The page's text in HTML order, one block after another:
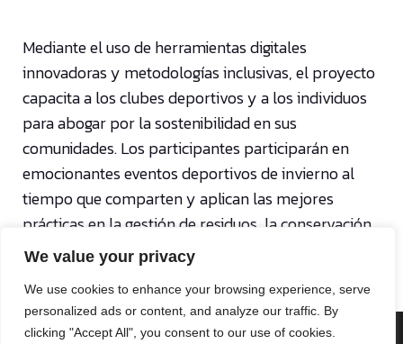
We value your privacy
We use cookies to enhance your browsing experience, serve
personalized ads or content, and analyze our traffic. By
clicking "Accept All", you consent to our use of cookies.
Mediante el uso de herramientas digitales
innovadoras y metodologías inclusivas, el proyecto
capacita a los clubes deportivos y a los individuos
para abogar por la sostenibilidad en sus
comunidades. Los participantes participarán en
emocionantes eventos deportivos de invierno al
tiempo que comparten y aplican las mejores
prácticas en la gestión de residuos, la conservación
de la energía y la eficiencia de los recursos.